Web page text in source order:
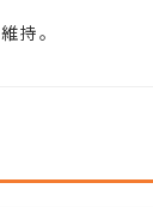
持。